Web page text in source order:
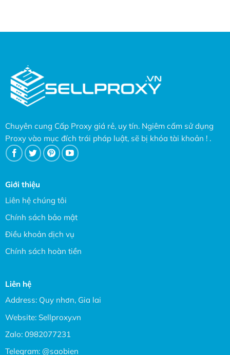
Chuyên cung Cấp Proxy giá rẻ, uy tín. Ngiêm cấm sử dụng
Proxy vào mục đích trái pháp luật, sẽ bị khóa tài khoản ! .
Giới thiệu
Liên hệ chúng tôi
Chính sách bảo mật
Điều khoản dịch vụ
Chính sách hoàn tiền
Liên hệ
Address: Quy nhơn, Gia lai
Website: Sellproxy.vn
Zalo: 0982077231
Telegram: @saobien